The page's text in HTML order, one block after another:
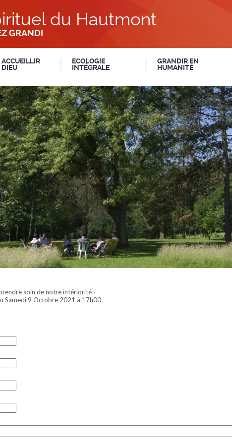
du Hautmont
GRANDI
ACCUEILLIR
DIEU
ECOLOGIE
INTÉGRALE
GRANDIR EN
HUMANITÉ
soin de notre intériorité ›
Samedi 9 Octobre 2021 à 17h00